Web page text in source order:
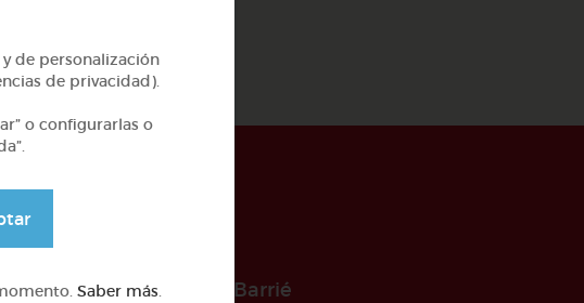
de la Fundación Barrié
de personalización
de privacidad).
o configurarlas o
Saber más.